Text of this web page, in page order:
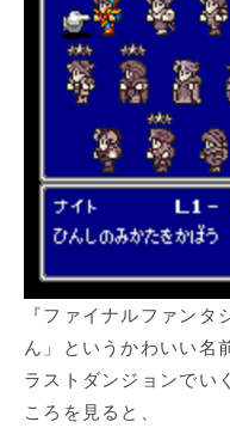
『ファイナルファンタ
ん」というかわいい名
ラストダンジョンでい
ころを見ると、